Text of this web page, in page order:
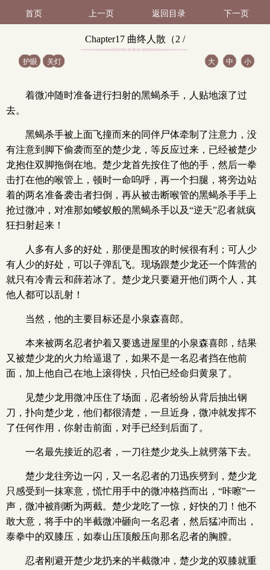
首页 上一页 返回目录 下一页
Chapter17 曲终人散（2 /
护眼 关灯 大 中 小
着微冲随时准备进行扫射的黑蝎杀手，人贴地滚了过
去。
黑蝎杀手被上面飞撞而来的同伴尸体牵制了注意力，没
有注意到脚下偷袭而至的楚少龙，等反应过来，已经被楚少
龙抱住双脚拖倒在地。楚少龙首先按住了他的手，然后一拳
击打在他的喉管上，顿时一命呜呼，再一个扫腿，将旁边站
着的两名准备袭击者扫倒，再从被击断喉管的黑蝎杀手手上
抢过微冲，对准那如蝼蚁般的黑蝎杀手以及“逆天”忍者就疯
狂扫射起来！
人多有人多的好处，那便是围攻的时候很有利；可人少
有人少的好处，可以子弹乱飞。现场跟楚少龙还一个阵营的
就只有冷青云和薛若冰了。楚少龙只要避开他们两个人，其
他人都可以乱射！
当然，他的主要目标还是小泉森喜郎。
本来被两名忍者护着又要逃进屋里的小泉森喜郎，结果
又被楚少龙的火力给逼退了，如果不是一名忍者挡在他前
面，加上他自己在地上滚得快，只怕已经命归黄泉了。
见楚少龙用微冲压住了场面，忍者纷纷从背后抽出钢
刀，扑向楚少龙，他们都很清楚，一旦近身，微冲就发挥不
了任何作用，你射击前面，对手已经到后面了。
一名最先接近的忍者，一刀往楚少龙头上就劈落下去。
楚少龙往旁边一闪，又一名忍者的刀迅疾劈到，楚少龙
只感受到一抹寒意，慌忙用手中的微冲格挡而出，“咔嚓”一
声，微冲被削断为两截。楚少龙吃了一惊，好快的刀！他不
敢大意，将手中的半截微冲砸向一名忍者，然后猛冲而出，
泰拳中的双膝压，如泰山压顶般压向那名忍者的胸膛。
忍者刚避开楚少龙扔来的半截微冲，楚少龙的双膝就重